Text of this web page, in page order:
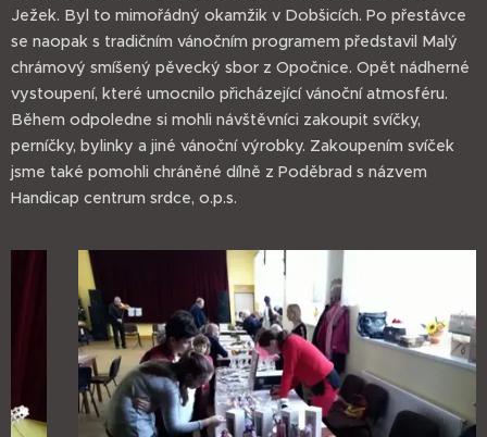
Ježek. Byl to mimořádný okamžik v Dobšicích. Po přestávce
se naopak s tradičním vánočním programem představil Malý
chrámový smíšený pěvecký sbor z Opočnice. Opět nádherné
vystoupení, které umocnilo přicházející vánoční atmosféru.
Během odpoledne si mohli návštěvníci zakoupit svíčky,
perníčky, bylinky a jiné vánoční výrobky. Zakoupením svíček
jsme také pomohli chráněné dílně z Poděbrad s názvem
Handicap centrum srdce, o.p.s.